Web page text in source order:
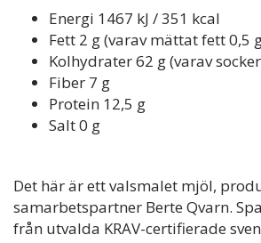
Energi 1467 kJ / 351 kcal
Fett 2 g (varav mättat fett 0,5
Kolhydrater 62 g (varav
Fiber 7 g
Protein 12,5 g
Salt 0 g
Det här är ett valsmalet mjöl,
samarbetspartner Berte Qvarn.
från utvalda KRAV-certifierade